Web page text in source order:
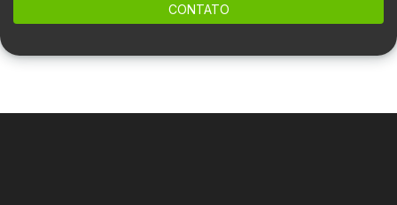
CONTATO